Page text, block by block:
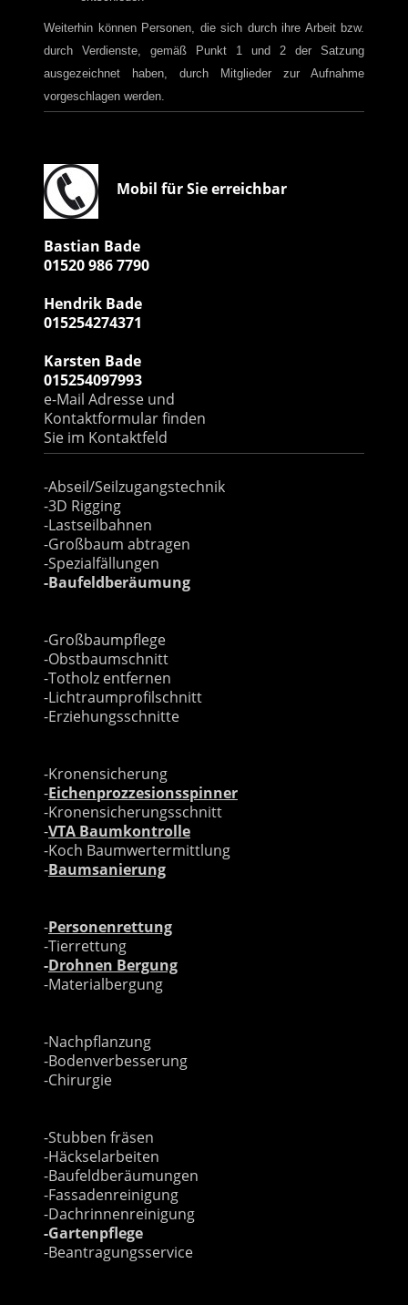
Weiterhin können Personen, die sich durch ihre Arbeit bzw.
durch Verdienste, gemäß Punkt 1 und 2 der Satzung
ausgezeichnet haben, durch Mitglieder zur Aufnahme
vorgeschlagen werden.
Mobil für Sie erreichbar
Bastian Bade
01520 986 7790
Hendrik Bade
015254274371
Karsten Bade
015254097993
e-Mail Adresse und
Kontaktformular finden
Sie im Kontaktfeld
-Abseil/Seilzugangstechnik
-3D Rigging
-Lastseilbahnen
-Großbaum abtragen
-Spezialfällungen
-Baufeldberäumung
-Großbaumpflege
-Obstbaumschnitt
-Totholz entfernen
-Lichtraumprofilschnitt
-Erziehungsschnitte
-Kronensicherung
-Eichenprozzesionsspinner
-Kronensicherungsschnitt
-VTA Baumkontrolle
-Koch Baumwertermittlung
-Baumsanierung
-Personenrettung
-Tierrettung
-Drohnen Bergung
-Materialbergung
-Nachpflanzung
-Bodenverbesserung
-Chirurgie
-Stubben fräsen
-Häckselarbeiten
-Baufeldberäumungen
-Fassadenreinigung
-Dachrinnenreinigung
-Gartenpflege
-Beantragungsservice